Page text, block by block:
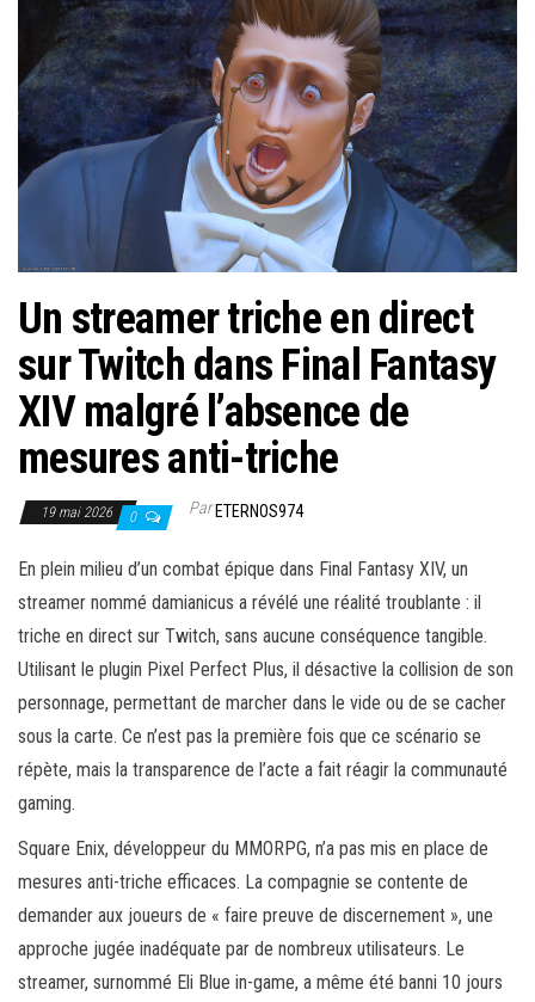
Un streamer triche en direct
sur Twitch dans Final Fantasy
XIV malgré l’absence de
mesures anti-triche
19 mai 2026 0 ParETERNOS974
En plein milieu d’un combat épique dans Final Fantasy XIV, un
streamer nommé damianicus a révélé une réalité troublante : il
triche en direct sur Twitch, sans aucune conséquence tangible.
Utilisant le plugin Pixel Perfect Plus, il désactive la collision de son
personnage, permettant de marcher dans le vide ou de se cacher
sous la carte. Ce n’est pas la première fois que ce scénario se
répète, mais la transparence de l’acte a fait réagir la communauté
gaming.
Square Enix, développeur du MMORPG, n’a pas mis en place de
mesures anti-triche efficaces. La compagnie se contente de
demander aux joueurs de « faire preuve de discernement », une
approche jugée inadéquate par de nombreux utilisateurs. Le
streamer, surnommé Eli Blue in-game, a même été banni 10 jours